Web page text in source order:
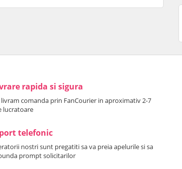
rapida si sigura
livram comanda prin FanCourier in aproximativ 2-7
lucratoare
telefonic
nostri sunt pregatiti sa va preia apelurile si sa
prompt solicitarilor